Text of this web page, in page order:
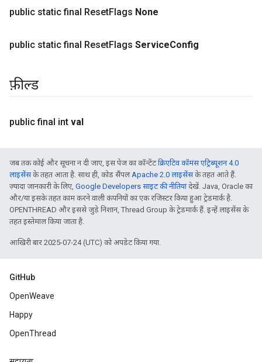
public static final ResetFlags None
public static final ResetFlags ServiceConfig
फ़ील्ड
public final int val
जब तक कोई और सूचना न दी जाए, इस पेज का कॉन्टेंटक्रिएटिव कॉमंस एट्रिब्यूशन 4.0
लाइसेंसके तहत आता है. साथ ही, कोड सैंपलApache 2.0 लाइसेंसके तहत आते हैं.
ज़्यादा जानकारी के लिए, Google Developers साइट की नीतियांदेखें. Java, Oracle का
और/या इसके तहत काम करने वाली कंपनियों का एक रजिस्टर किया हुआ ट्रेडमार्क है.
OPENTHREAD और इससे जुड़े निशान, Thread Group के ट्रेडमार्क हैं. इन्हें लाइसेंस के
तहत इस्तेमाल किया जाता है.
आखिरी बार 2025-07-24 (UTC) को अपडेट किया गया.
GitHub
OpenWeave
Happy
OpenThread